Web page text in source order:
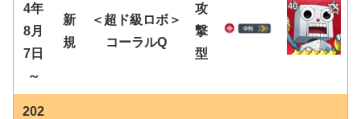
4年
8月
7日
～
新
規
＜超ド級ロボ＞
コーラルQ
攻
撃
型
202